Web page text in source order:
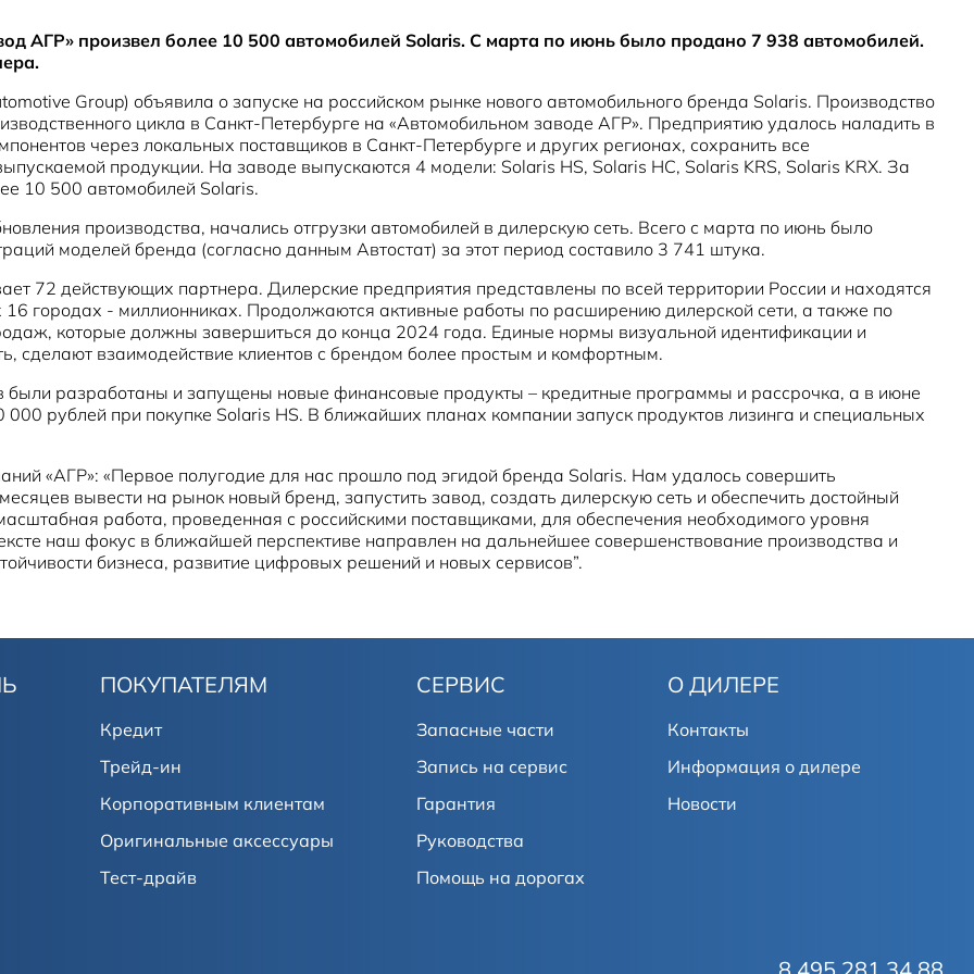
АГР» произвел более 10 500 автомобилей Solaris. С марта по июнь было продано 7 938 автомобилей.
Group) объявила о запуске на российском рынке нового автомобильного бренда Solaris. Производство
цикла в Санкт-Петербурге на «Автомобильном заводе АГР». Предприятию удалось наладить в
через локальных поставщиков в Санкт-Петербурге и других регионах, сохранить все
продукции. На заводе выпускаются 4 модели: Solaris HS, Solaris HC, Solaris KRS, Solaris KRX. За
10 500 автомобилей Solaris.
производства, начались отгрузки автомобилей в дилерскую сеть. Всего с марта по июнь было
моделей бренда (согласно данным Автостат) за этот период составило 3 741 штука.
72 действующих партнера. Дилерские предприятия представлены по всей территории России и находятся
16 городах - миллионниках. Продолжаются активные работы по расширению дилерской сети, а также по
которые должны завершиться до конца 2024 года. Единые нормы визуальной идентификации и
сделают взаимодействие клиентов с брендом более простым и комфортным.
разработаны и запущены новые финансовые продукты – кредитные программы и рассрочка, а в июне
рублей при покупке Solaris HS. В ближайших планах компании запуск продуктов лизинга и специальных
«АГР»: «Первое полугодие для нас прошло под эгидой бренда Solaris. Нам удалось совершить
вывести на рынок новый бренд, запустить завод, создать дилерскую сеть и обеспечить достойный
работа, проведенная с российскими поставщиками, для обеспечения необходимого уровня
наш фокус в ближайшей перспективе направлен на дальнейшее совершенствование производства и
бизнеса, развитие цифровых решений и новых сервисов”.
ПОКУПАТЕЛЯМ
Кредит
Трейд-ин
Корпоративным клиентам
Оригинальные аксессуары
Тест-драйв
СЕРВИС
Запасные части
Запись на сервис
Гарантия
Руководства
Помощь на дорогах
О ДИЛЕРЕ
Контакты
Информация о дилере
Новости